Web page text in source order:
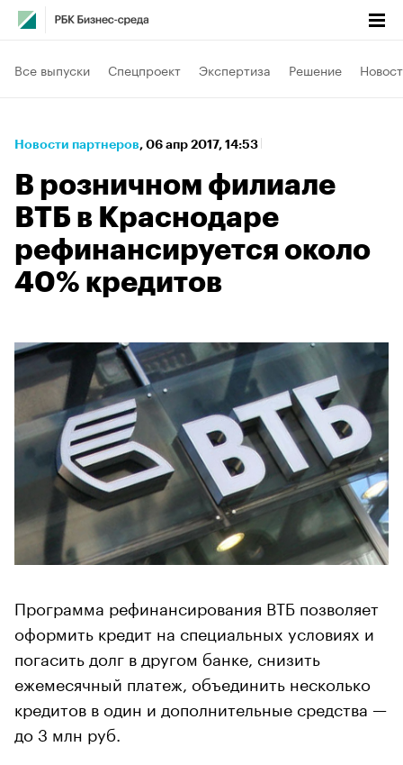
Все выпуски Спецпроект Экспертиза Решение
Новости партнеров⁠, 06 апр 2017, 14:53
В розничном филиале
ВТБ в Краснодаре
рефинансируется около
40% кредитов
Программа рефинансирования ВТБ позволяет
оформить кредит на специальных условиях и
погасить долг в другом банке, снизить
ежемесячный платеж, объединить несколько
кредитов в один и дополнительные средства —
до 3 млн руб.